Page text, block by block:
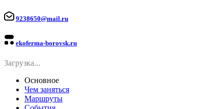
9238650@mail.ru
ekoferma-borovsk.ru
Загрузка...
Основное
Чем заняться
Маршруты